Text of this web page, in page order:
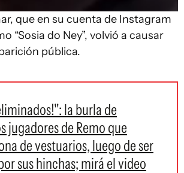
que en su cuenta de Instagram
“Sosia do Ney”, volvió a causar
pública.
la burla de
jugadores de Remo que
de vestuarios, luego de ser
sus hinchas; mirá el video